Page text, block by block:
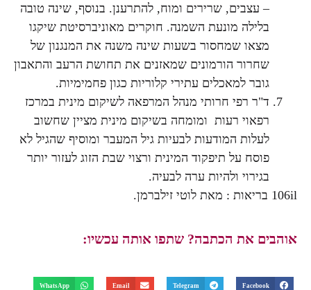
– עצבים, שרירים ומוח, להתרענן. בנוסף, שינה טובה
בלילה מונעת השמנה. חוקרים מאוניברסיטת שיקגו
מצאו שמחסור בשעות שינה משנה את המנגנון של
שחרור הורמונים שמאזנים את תחושת הרעב והתאבון
גובר למאכלים עתירי קלוריות כגון פחמימיות.
ד"ר רפי חרותי מנהל המרפאה לשיקום מינית במרכז
רפאוי רעות ומומחה בשיקום מינית מציין שחשוב
לעלות המודעות לבעיות גיל המעבר ומוסיף שהגיל לא
פוסח על תיפקוד המינית ורצוי שבת הזוג לעזור יותר
בגירוי ולהיות ערה לבעיה.
106il בריאות : מאת לוטי זילברמן.
אוהבים את הכתבה? שתפו אותה עכשיו:
Facebook
Telegram
Email
WhatsApp